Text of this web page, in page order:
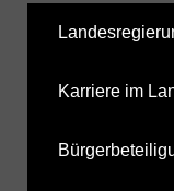
Karriere im